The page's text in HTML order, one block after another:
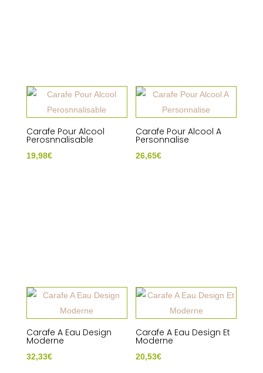
Carafe Pour Alcool
Perosnnalisable
19,98€
Carafe Pour Alcool A
Personnalise
26,65€
Carafe A Eau Design
Moderne
32,33€
Carafe A Eau Design Et
Moderne
20,53€